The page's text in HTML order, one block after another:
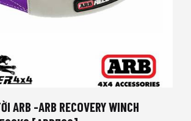
ARB -ARB RECOVERY WINCH